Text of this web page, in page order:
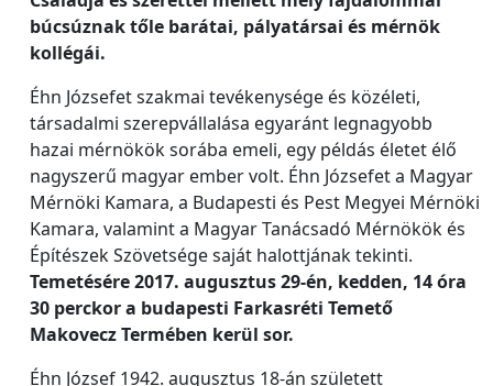
búcsúznak tőle barátai, pályatársai és mérnök
kollégái.
Éhn Józsefet szakmai tevékenysége és közéleti,
társadalmi szerepvállalása egyaránt legnagyobb
hazai mérnökök sorába emeli, egy példás életet élő
nagyszerű magyar ember volt. Éhn Józsefet a Magyar
Mérnöki Kamara, a Budapesti és Pest Megyei Mérnöki
Kamara, valamint a Magyar Tanácsadó Mérnökök és
Építészek Szövetsége saját halottjának tekinti.
Temetésére 2017. augusztus 29-én, kedden, 14 óra
30 perckor a budapesti Farkasréti Temető
Makovecz Termében kerül sor.
Éhn József 1942. augusztus 18-án született